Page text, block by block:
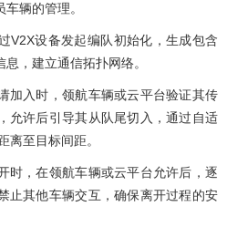
辆的管理。
V2X设备发起编队初始化，生成包含
，建立通信拓扑网络。
加入时，领航车辆或云平台验证其传
允许后引导其从队尾切入，通过自适
离至目标间距。
，在领航车辆或云平台允许后，逐
止其他车辆交互，确保离开过程的安